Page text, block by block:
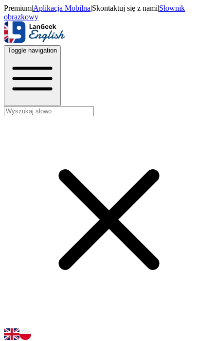
Premium|Aplikacja Mobilna|Skontaktuj się z nami|Słownik
obrazkowy
Toggle navigation